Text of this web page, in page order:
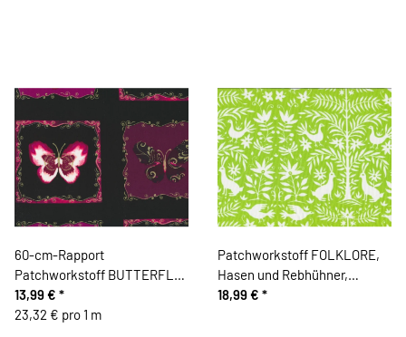
60-cm-Rapport
Patchworkstoff BUTTERFLY
JEWEL, Schmetterlings-
Bilder, schwarz-gold
13,99 € *
23,32 € pro 1 m
Patchworkstoff FOLKLORE,
Hasen und Rebhühner,
hellgrün, Moda Fabrics
18,99 € *